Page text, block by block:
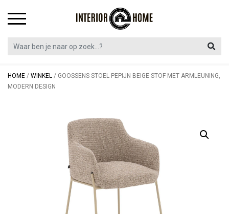
HOME / WINKEL / GOOSSENS STOEL PEPIJN BEIGE STOF MET ARMLEUNING,
MODERN DESIGN